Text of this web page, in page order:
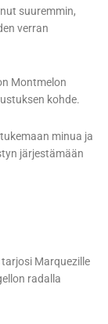
suuremmin,
verran
Montmelon
kohde.
minua ja
järjestämään
Marquezille
radalla